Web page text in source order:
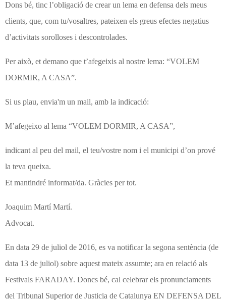
Dons bé, tinc l’obligació de crear un lema en defensa dels meus
clients, que, com tu/vosaltres, pateixen els greus efectes negatius
d’activitats sorolloses i descontrolades.
Per això, et demano que t’afegeixis al nostre lema: “VOLEM
DORMIR, A CASA”.
Si us plau, envia'm un mail, amb la indicació:
M’afegeixo al lema “VOLEM DORMIR, A CASA”,
indicant al peu del mail, el teu/vostre nom i el municipi d’on prové
la teva queixa.
Et mantindré informat/da. Gràcies per tot.
Joaquim Martí Martí.
Advocat.
En data 29 de juliol de 2016, es va notificar la segona sentència (de
data 13 de juliol) sobre aquest mateix assumte; ara en relació als
Festivals FARADAY. Doncs bé, cal celebrar els pronunciaments
del Tribunal Superior de Justicia de Catalunya EN DEFENSA DEL